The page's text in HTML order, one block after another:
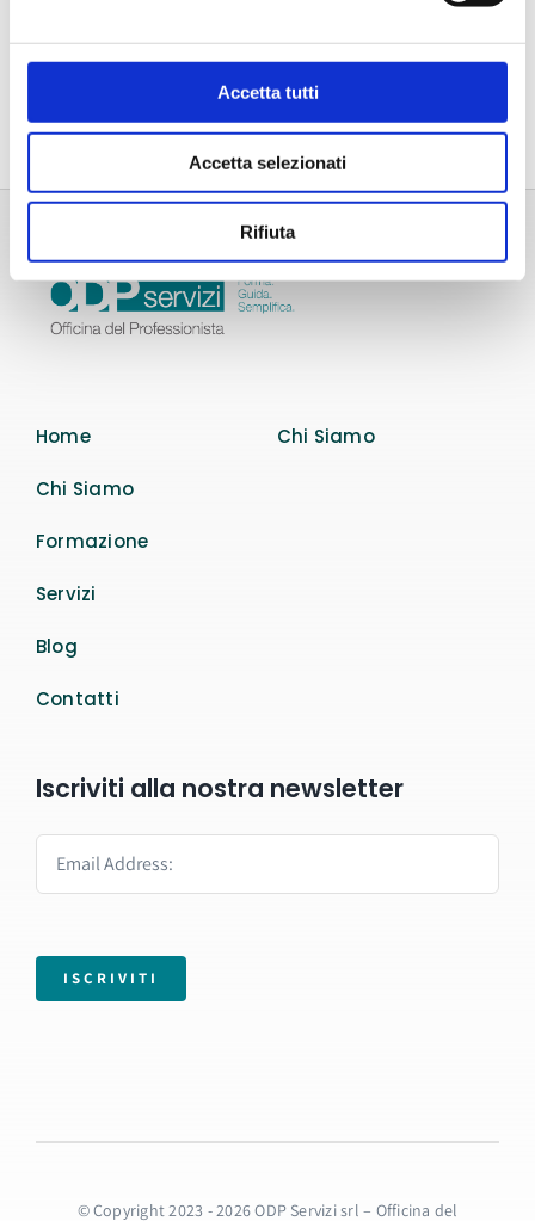
Accetta tutti
Accetta selezionati
Rifiuta
Carta Filigranata CCIAA
24,40€
Home
Chi Siamo
Formazione
Servizi
Blog
Contatti
Chi Siamo
Iscriviti alla nostra newsletter
ISCRIVITI
© Copyright 2023 - 2026 ODP Servizi srl – Officina del